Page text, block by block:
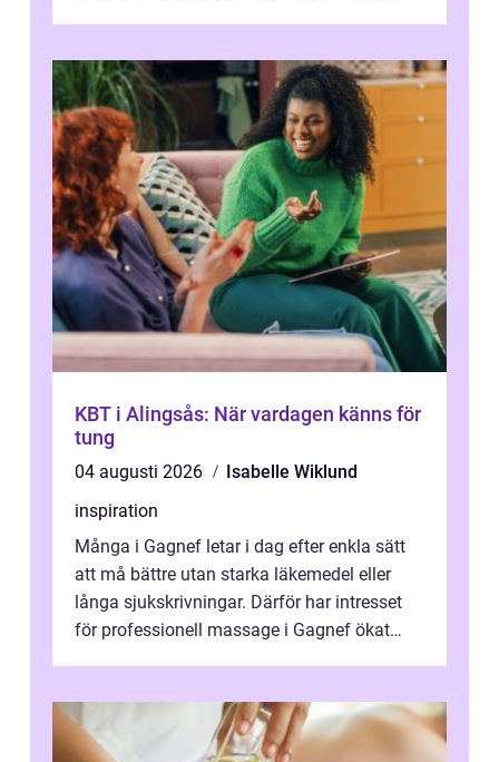
KBT i Alingsås: När vardagen känns för
tung
04 augusti 2026
Isabelle Wiklund
inspiration
Många i Gagnef letar i dag efter enkla sätt
att må bättre utan starka läkemedel eller
långa sjukskrivningar. Därför har intresset
för professionell massage i Gagnef ökat